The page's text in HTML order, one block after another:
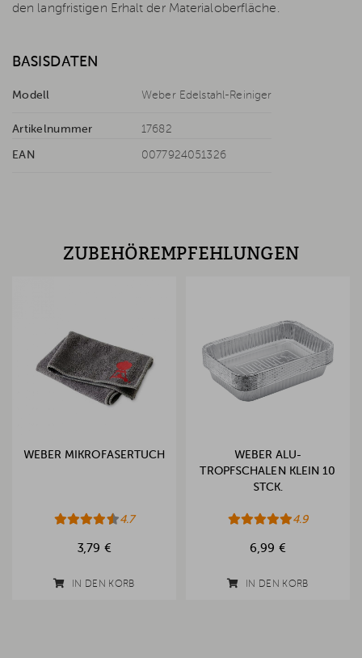
den langfristigen Erhalt der Materialoberfläche.
BASISDATEN
Modell Weber Edelstahl-Reiniger
Artikelnummer 17682
EAN 0077924051326
ZUBEHÖREMPFEHLUNGEN
WEBER MIKROFASERTUCH
4.7
3,79 €
IN DEN KORB
WEBER ALU-
TROPFSCHALEN KLEIN 10
STCK.
4.9
6,99 €
IN DEN KORB